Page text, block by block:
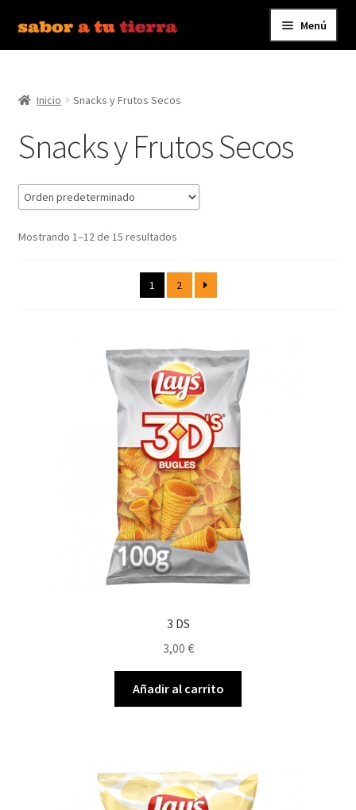
Ir
a
Ir
al
Menú
Bebidas
Caldos, Salsas y Condimentos
Carnes y Embutidos
Carrito
Conservas y Platos Preparados
Menaje, Complementos y Servicios
Política de Privacidad Y Cookies
Quienes somos
Inicio Snacks y Frutos Secos
Snacks y Frutos Secos
Mostrando 1–12 de 15 resultados
1 2
3 DS
3,00 €
Añadir al carrito